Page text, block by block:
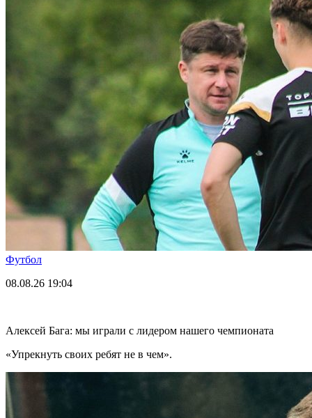
Футбол
08.08.26 19:04
Алексей Бага: мы играли с лидером нашего чемпионата
«Упрекнуть своих ребят не в чем».